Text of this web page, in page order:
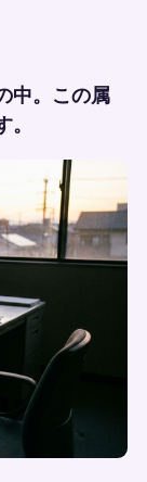
中。この属